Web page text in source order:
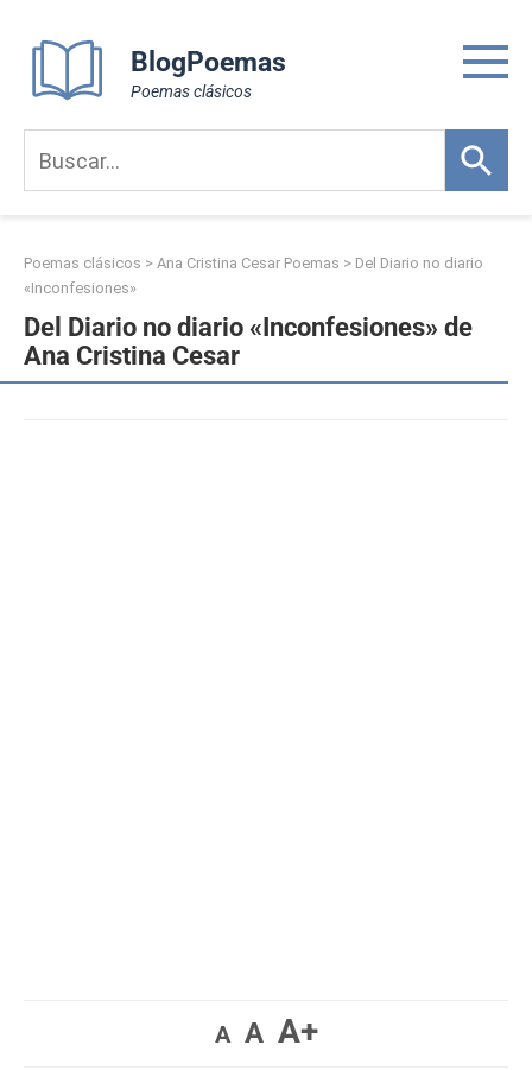
content
BlogPoemas
Poemas clásicos
Poemas clásicos > Ana Cristina Cesar Poemas > Del Diario no diario
«Inconfesiones»
Del Diario no diario «Inconfesiones» de
Ana Cristina Cesar
A A A+